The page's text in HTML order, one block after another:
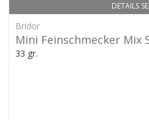
DETAILS
Bridor
Mini Feinschmecker Mix
33 gr.